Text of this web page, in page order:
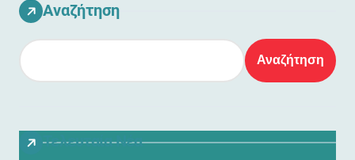
Αναζήτηση
Αναζήτηση
Τελευταία Νέα